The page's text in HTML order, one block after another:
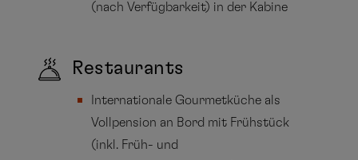
(nach Verfügbarkeit) in der Kabine
Restaurants
Internationale Gourmetküche als
Vollpension an Bord mit Frühstück
(inkl. Früh- und